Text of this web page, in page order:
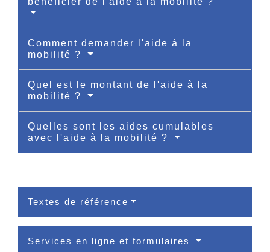
Comment demander l'aide à la
mobilité ?
Quel est le montant de l'aide à la
mobilité ?
Quelles sont les aides cumulables
avec l'aide à la mobilité ?
Textes de référence
Services en ligne et formulaires